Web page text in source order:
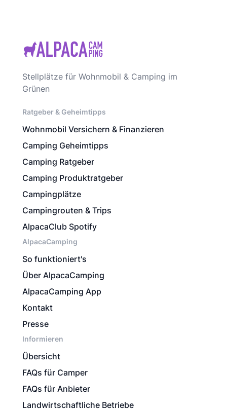
Stellplätze für Wohnmobil & Camping im
Grünen
Ratgeber & Geheimtipps
Wohnmobil Versichern & Finanzieren
Camping Geheimtipps
Camping Ratgeber
Camping Produktratgeber
Campingplätze
Campingrouten & Trips
AlpacaClub Spotify
AlpacaCamping
So funktioniert's
Über AlpacaCamping
AlpacaCamping App
Kontakt
Presse
Informieren
Übersicht
FAQs für Camper
FAQs für Anbieter
Landwirtschaftliche Betriebe